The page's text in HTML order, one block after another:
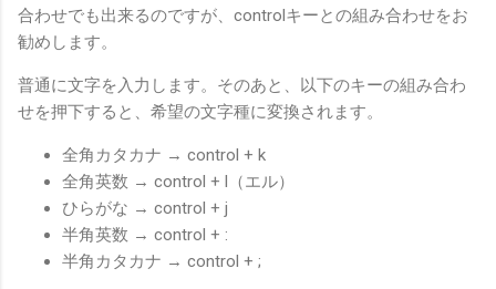
合わせでも出来るのですが、controlキーとの組み合わせをお
勧めします。
普通に文字を入力します。そのあと、以下のキーの組み合わ
せを押下すると、希望の文字種に変換されます。
全角カタカナ → control + k
全角英数 → control + l（エル）
ひらがな → control + j
半角英数 → control + :
半角カタカナ → control + ;